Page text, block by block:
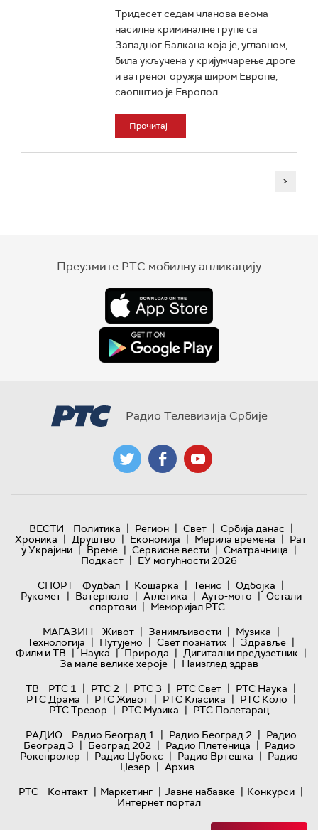
Тридесет седам чланова веома
насилне криминалне групе са
Западног Балкана која је, углавном,
била укључена у кријумчарење дроге
и ватреног оружја широм Европе,
саопштио је Европол...
Прочитај
>
Преузмите РТС мобилну апликацију
Радио Телевизија Србије
ВЕСТИ Политика | Регион | Свет | Србија данас |
Хроника | Друштво | Економија | Мерила времена | Рат
у Украјини | Време | Сервисне вести | Сматрачница |
Подкаст | ЕУ могућности 2026
СПОРТ
Фудбал | Кошарка | Тенис | Одбојка |
Рукомет | Ватерполо | Атлетика | Ауто-мото | Остали
спортови | Меморијал РТС
МАГАЗИН
Живот | Занимљивости | Музика |
Технологијa | Путујемо | Свет познатих | Здравље |
Филм и ТВ | Наука | Природа | Дигитални предузетник |
За мале велике хероје | Наизглед здрав
ТВ
РТС 1 | РТС 2 | РТС 3 | РТС Свет | РТС Наука |
РТС Драма | РТС Живот | РТС Класика | РТС Коло |
РТС Трезор | РТС Музика | РТС Полетарац
РАДИО
Радио Београд 1 | Радио Београд 2 | Радио
Београд 3 | Београд 202 | Радио Плетеница | Радио
Рокенролер | Радио Џубокс | Радио Вртешка | Радио
Џезер | Архив
РТС
Контакт | Маркетинг | Јавне набавке | Конкурси |
Интернет портал